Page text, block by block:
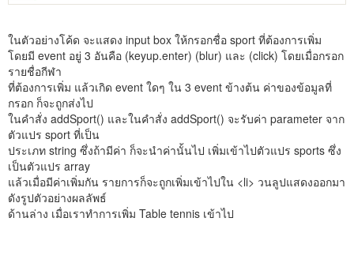
ในตัวอย่างโค้ด จะแสดง input box ให้กรอกชื่อ sport ที่ต้องการเพิ่ม
โดยมี event อยู่ 3 อันคือ (keyup.enter) (blur) และ (click) โดยเมื่อกรอก
รายชื่อกีฬา
ที่ต้องการเพิ่ม แล้วเกิด event ใดๆ ใน 3 event ข้างต้น ค่าของข้อมูลที่
กรอก ก็จะถูกส่งไป
ในคำสั่ง addSport() และในคำสั่ง addSport() จะรับค่า parameter จาก
ตัวแปร sport ที่เป็น
ประเภท string ซึ่งถ้ามีค่า ก็จะนำค่านั้นไป เพิ่มเข้าไปตัวแปร sports ซึ่ง
เป็นตัวแปร array
แล้วเมื่อมีค่าเพิ่มกัน รายการก็จะถูกเพิ่มเข้าไปใน <li> วนลูปแสดงออกมา
ดังรูปตัวอย่างผลลัพธ์
ด้านล่าง เมื่อเราทำการเพิ่ม Table tennis เข้าไป